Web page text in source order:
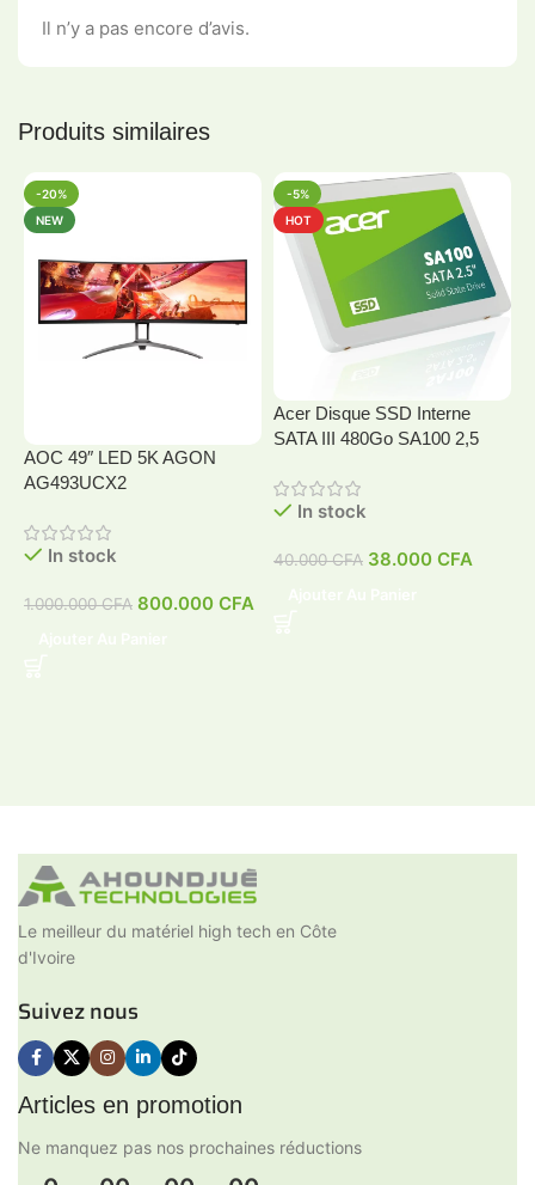
Il n’y a pas encore d’avis.
Produits similaires
-20%
NEW
AOC 49″ LED 5K AGON
AG493UCX2
In stock
1.000.000CFA 800.000 CFA
-5%
HOT
Acer Disque SSD Interne
SATA III 480Go SA100 2,5
In stock
40.000CFA 38.000 CFA
Le meilleur du matériel high tech en Côte
d'Ivoire
Suivez nous
Articles en promotion
Ne manquez pas nos prochaines réductions